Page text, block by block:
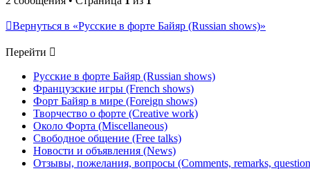
Вернуться в «Русские в форте Байяр (Russian shows)»
Перейти
Русские в форте Байяр (Russian shows)
Французские игры (French shows)
Форт Байяр в мире (Foreign shows)
Творчество о форте (Creative work)
Около Форта (Miscellaneous)
Свободное общение (Free talks)
Новости и объявления (News)
Отзывы, пожелания, вопросы (Comments, remarks,